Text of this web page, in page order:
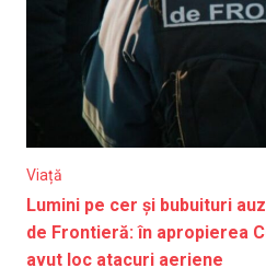
Viață
Lumini pe cer și bubuituri
de Frontieră: în apropierea
avut loc atacuri aeriene